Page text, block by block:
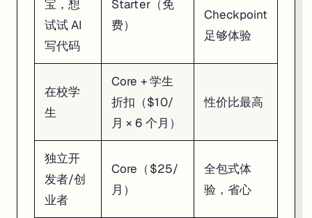
宝，想
试试 AI
写代码
Starter（免
费）
Checkpoint
足够体验
在校学
生
Core + 学生
折扣（$10/
月 × 6 个月）
性价比最高
独立开
发者/创
业者
Core（$25/
月）
全包式体
验，省心